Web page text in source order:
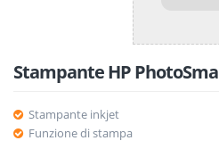
Stampante HP
Stampante inkjet
Funzione di stampa